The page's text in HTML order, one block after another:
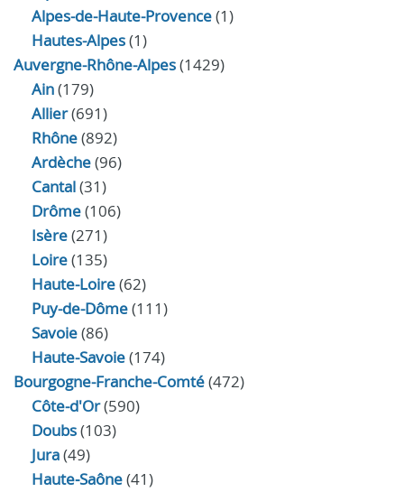
Alpes-de-Haute-Provence(1)
Hautes-Alpes(1)
Auvergne-Rhône-Alpes(1429)
Ain(179)
Allier(691)
Rhône(892)
Ardèche(96)
Cantal(31)
Drôme(106)
Isère(271)
Loire(135)
Haute-Loire(62)
Puy-de-Dôme(111)
Savoie(86)
Haute-Savoie(174)
Bourgogne-Franche-Comté(472)
Côte-d'Or(590)
Doubs(103)
Jura(49)
Haute‑Saône(41)